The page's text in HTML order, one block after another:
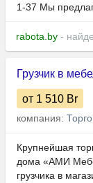
1-37 Мы
rabota.by -
Грузчик в
от 1 510 Br
компания:
Крупнейшая
дома «АМИ
грузчика в